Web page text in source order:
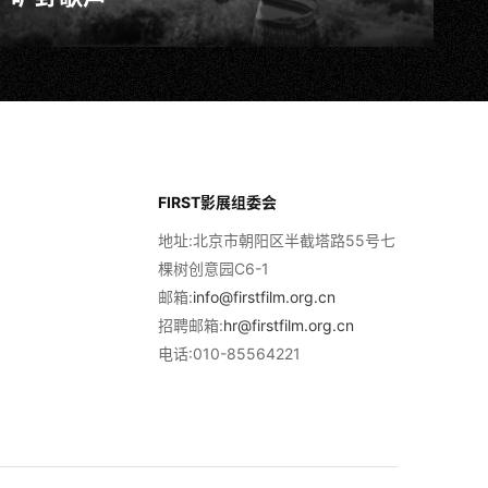
FIRST影展组委会
地址:北京市朝阳区半截塔路55号七
棵树创意园C6-1
邮箱:info@firstfilm.org.cn
招聘邮箱:hr@firstfilm.org.cn
电话:010-85564221